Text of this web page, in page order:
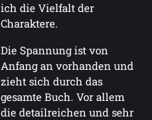
ich die Vielfalt der
Charaktere.
Die Spannung ist von
Anfang an vorhanden und
zieht sich durch das
gesamte Buch. Vor allem
die detailreichen und sehr